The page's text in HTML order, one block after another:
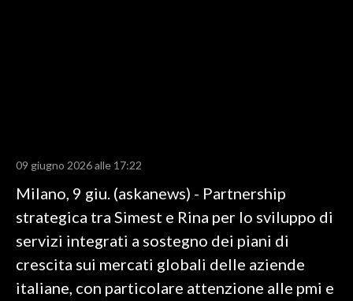
RISULTATI E CLASSIFICHE
CALCIO
CALCIO REGIONALE
BASKET
VOLLEY
MOTORI
09 giugno 2026 alle 17:22
Milano, 9 giu. (askanews) - Partnership
strategica tra Simest e Rina per lo sviluppo di
servizi integrati a sostegno dei piani di
crescita sui mercati globali delle aziende
italiane, con particolare attenzione alle pmi e